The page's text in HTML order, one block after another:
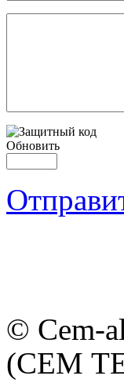
Обновить
© Cem-
(СЕМ